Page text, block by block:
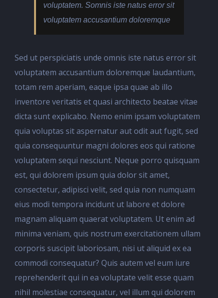
voluptatem. Somnis iste natus error sit
voluptatem accusantium doloremque
Sed ut perspiciatis unde omnis iste natus error sit
voluptatem accusantium doloremque laudantium,
totam rem aperiam, eaque ipsa quae ab illo
inventore veritatis et quasi architecto beatae vitae
dicta sunt explicabo. Nemo enim ipsam voluptatem
quia voluptas sit aspernatur aut odit aut fugit, sed
quia consequuntur magni dolores eos qui ratione
voluptatem sequi nesciunt. Neque porro quisquam
est, qui dolorem ipsum quia dolor sit amet,
consectetur, adipisci velit, sed quia non numquam
eius modi tempora incidunt ut labore et dolore
magnam aliquam quaerat voluptatem. Ut enim ad
minima veniam, quis nostrum exercitationem ullam
corporis suscipit laboriosam, nisi ut aliquid ex ea
commodi consequatur? Quis autem vel eum iure
reprehenderit qui in ea voluptate velit esse quam
nihil molestiae consequatur, vel illum qui dolorem